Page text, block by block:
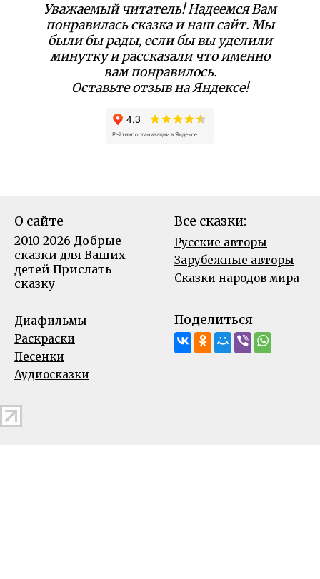
Уважаемый читатель! Надеемся Вам
понравилась сказка и наш сайт. Мы
были бы рады, если бы вы уделили
минутку и рассказали что именно
вам понравилось.
Оставьте отзыв на Яндексе!
О сайте
2010-2026 Добрые
сказки для Ваших
детей Прислать
сказку
Все сказки:
Русские авторы
Зарубежные авторы
Сказки народов мира
Диафильмы
Раскраски
Песенки
Аудиосказки
Поделиться